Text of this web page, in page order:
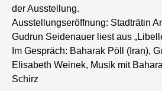
der Ausstellung.
Ausstellungseröffnung: Stadträtin
Gudrun Seidenauer liest aus
Im Gespräch: Baharak Pöll (Iran),
Elisabeth Weinek, Musik mit
Schirz